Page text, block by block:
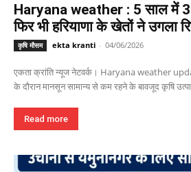
Haryana weather : 5 साल में 3
फिर भी हरियाणा के खेतों ने उगला
कृषि मौसम ekta kranti - 04/06/2026
एकता क्रांति न्यूज नेटवर्क। Haryana weather
के दौरान मानसून सामान्य से कम रहने के बावजूद कृषि
Read more